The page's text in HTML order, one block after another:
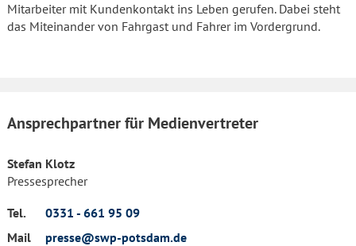
Mitarbeiter mit Kundenkontakt ins Leben gerufen. Dabei steht
das Miteinander von Fahrgast und Fahrer im Vordergrund.
Ansprechpartner für Medienvertreter
Stefan Klotz
Pressesprecher
Tel.
0331 - 661 95 09
Mail
presse@swp-potsdam.de